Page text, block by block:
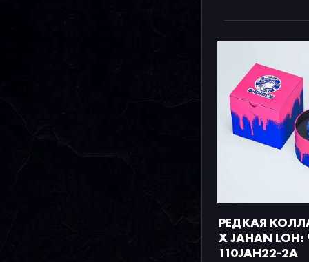
РЕДКАЯ
X JAHAN
110JAH22-2A